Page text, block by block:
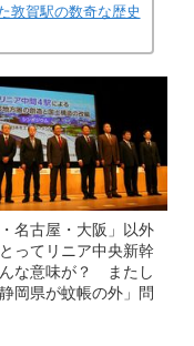
敦賀駅の数奇な歴史
・名古屋・大阪」以外
ってリニア中央新幹
な意味が？ またし
岡県が蚊帳の外」問